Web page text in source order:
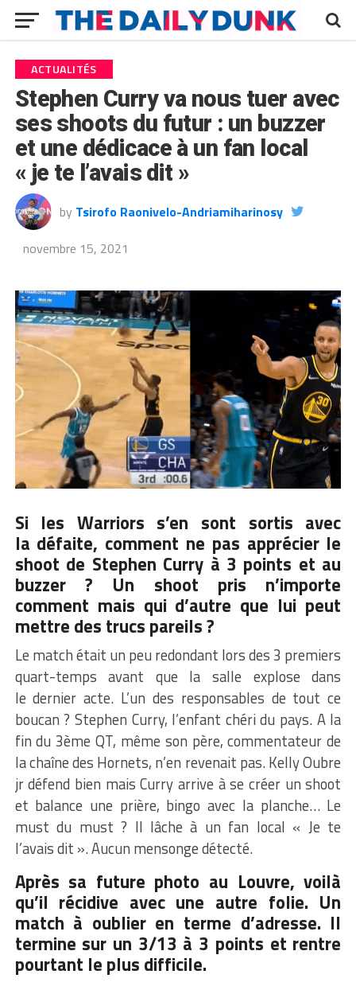
ACTUALITÉS
Stephen Curry va nous tuer avec
ses shoots du futur : un buzzer
et une dédicace à un fan local
« je te l’avais dit »
by Tsirofo Raonivelo-Andriamiharinosy
novembre 15, 2021
Si les Warriors s’en sont sortis avec
la défaite, comment ne pas apprécier le
shoot de Stephen Curry à 3 points et au
buzzer ? Un shoot pris n’importe
comment mais qui d’autre que lui peut
mettre des trucs pareils ?
Le match était un peu redondant lors des 3 premiers
quart-temps avant que la salle explose dans
le dernier acte. L’un des responsables de tout ce
boucan ? Stephen Curry, l’enfant chéri du pays. A la
fin du 3ème QT, même son père, commentateur de
la chaîne des Hornets, n’en revenait pas. Kelly Oubre
jr défend bien mais Curry arrive à se créer un shoot
et balance une prière, bingo avec la planche… Le
must du must ? Il lâche à un fan local « Je te
l’avais dit ». Aucun mensonge détecté.
Après sa future photo au Louvre, voilà
qu’il récidive avec une autre folie. Un
match à oublier en terme d’adresse. Il
termine sur un 3/13 à 3 points et rentre
pourtant le plus difficile.